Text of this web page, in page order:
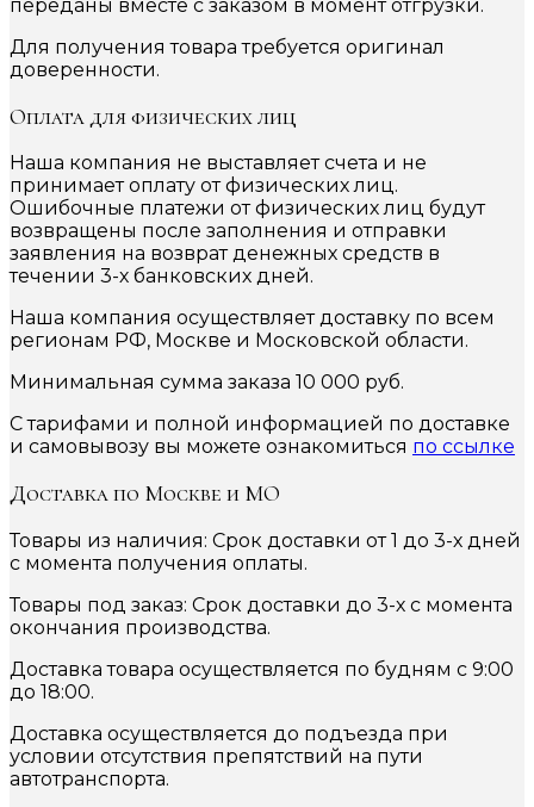
переданы вместе с заказом в момент отгрузки.
Для получения товара требуется оригинал
доверенности.
Оплата для физических лиц
Наша компания не выставляет счета и не
принимает оплату от физических лиц.
Ошибочные платежи от физических лиц будут
возвращены после заполнения и отправки
заявления на возврат денежных средств в
течении 3-х банковских дней.
Наша компания осуществляет доставку по всем
регионам РФ, Москве и Московской области.
Минимальная сумма заказа 10 000 руб.
С тарифами и полной информацией по доставке
и самовывозу вы можете ознакомиться по ссылке
Доставка по Москве и МО
Товары из наличия: Срок доставки от 1 до 3-х дней
с момента получения оплаты.
Товары под заказ: Срок доставки до 3-х с момента
окончания производства.
Доставка товара осуществляется по будням с 9:00
до 18:00.
Доставка осуществляется до подъезда при
условии отсутствия препятствий на пути
автотранспорта.